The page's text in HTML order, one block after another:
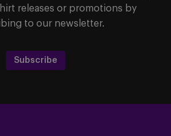
releases or promotions by
to our newsletter.
Subscribe